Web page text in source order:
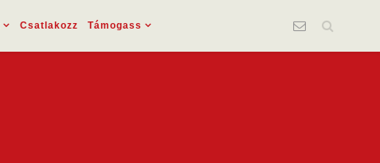
Csatlakozz Támogass